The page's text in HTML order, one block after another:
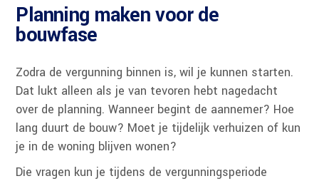
Planning maken voor de
bouwfase
Zodra de vergunning binnen is, wil je kunnen starten.
Dat lukt alleen als je van tevoren hebt nagedacht
over de planning. Wanneer begint de aannemer? Hoe
lang duurt de bouw? Moet je tijdelijk verhuizen of kun
je in de woning blijven wonen?
Die vragen kun je tijdens de vergunningsperiode